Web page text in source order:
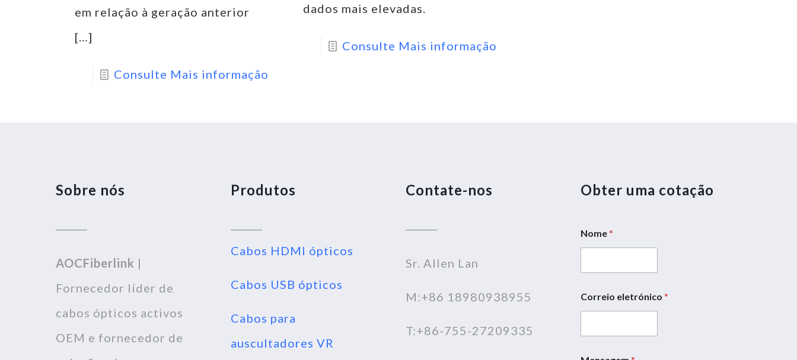
em relação à geração anterior
[…]
Consulte Mais informação
dados mais elevadas.
Consulte Mais informação
Sobre nós
AOCFiberlink |
Fornecedor líder de
cabos ópticos activos
OEM e fornecedor de
Produtos
Cabos HDMI ópticos
Cabos USB ópticos
Cabos para
auscultadores VR
Contate-nos
Sr. Allen Lan
M:+86 18980938955
T:+86-755-27209335
Obter uma cotação
N
m
d
Nome*
Correio eletrónico *